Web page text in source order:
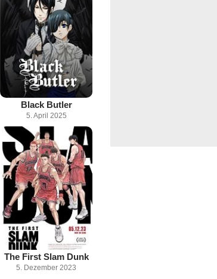
Black Butler
5. April 2025
The First Slam Dunk
5. Dezember 2023